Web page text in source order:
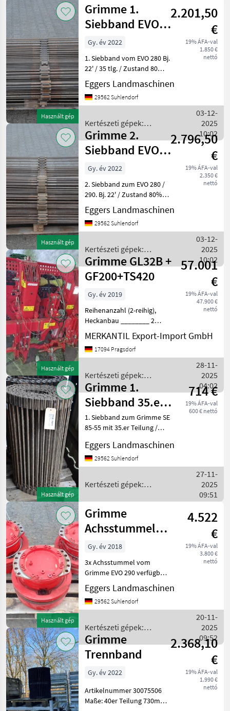
zöldségtermesztés
gépei /
Grimme
Használt gép
Grimme 1.
Siebband EVO
280 35 tlg.
2.201,50
€
19% ÁFA-val
1.850 €
nettó
Gy. év 2022
1. Siebband vom EVO 280 Bj.
22' / 35 tlg. / Zustand 80% /
Passend auch auf SE 260,
EVO 290 Siebband: 35 / 1459
/ 4385 Art.Nr. 301.01499
zöldségter
Eggers Landmaschinen
29562 Suhlendorf
Kertészeti gépek:
zöldségtermesztés gépei /
Grimme
03-12-
2025
10:02
Használt gép
Grimme 2.
Siebband EVO
280 32. tlg.
2.796,50
€
19% ÁFA-val
2.350 €
nettó
Gy. év 2022
2. Siebband zum EVO 280 /
290. Bj. 22' / Zustand 80% /
32. tlg. Siebband:
32/1531/6150 Art.Nr.:
301.09103 Kertészeti gépek:
Egyéb zöldségter
Eggers Landmaschinen
29562 Suhlendorf
Kertészeti gépek:
zöldségtermesztés gépei /
Grimme
03-12-
2025
10:02
Használt gép
Grimme GL32B +
GF200+TS420
57.001
€
19% ÁFA-val
47.900 €
nettó
Gy. év 2019
Reihenanzahl (2-reihig),
Heckanbau ________ 2
reihige Legemaschine aus
Baujahr 2019 mit
Gitterrollen, mit
Baujahr 2013 und
Pflanzenschutzgerät T
MERKANTIL Export-Import GmbH
17094 Pragsdorf
Kertészeti gépek:
zöldségtermesztés gépei /
Grimme
28-11-
2025
04:02
Használt gép
Grimme 1.
Siebband 35.er
tlg. SE 85-5
714 €
19% ÁFA-val
600 € nettó
1. Siebband zum Grimme SE
85-55 mit 35.er Teilung /
300.70960 Kertészeti gépek:
zöldségtermesztés gépei
Egyéb zöldségtermesztési
Eggers Landmaschinen
29562 Suhlendorf
Kertészeti gépek:
Grimme
27-11-
2025
09:51
Használt gép
Grimme
Achsstummel
Evo 290
4.522
€
19% ÁFA-val
3.800 €
nettó
Gy. év 2018
3x Achsstummel vom
Grimme EVO 290 verfügbar
/ Baujahr 2018 / Aus
Umrüstung auf Triebachsen
/ Achsstummel 220 ha in
Achsstummel / Achsstum
Eggers Landmaschinen
29562 Suhlendorf
Kertészeti gépek:
zöldségtermesztés gépei /
Grimme
20-11-
2025
09:52
Grimme
Trennband
2.368,10
€
19% ÁFA-val
1.990 €
nettó
Gy. év 2022
Artikelnummer 30075506
Maße: 40er Teilung 730mm